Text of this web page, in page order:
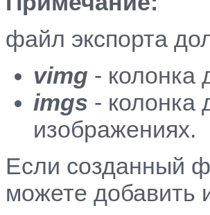
файл экспорта
vimg - колонка
imgs - колонка
изображениях.
Если созданный
можете добавить